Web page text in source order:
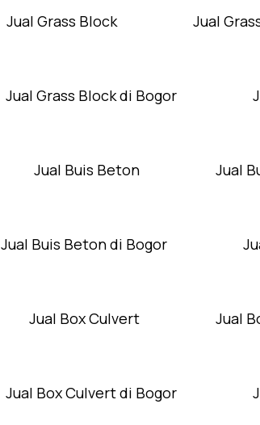
Jual Grass Block Jual
Jual Grass Block di Bogor
Jual Buis Beton Jual
Jual Buis Beton di Bogor
Jual Box Culvert Jual
Jual Box Culvert di Bogor